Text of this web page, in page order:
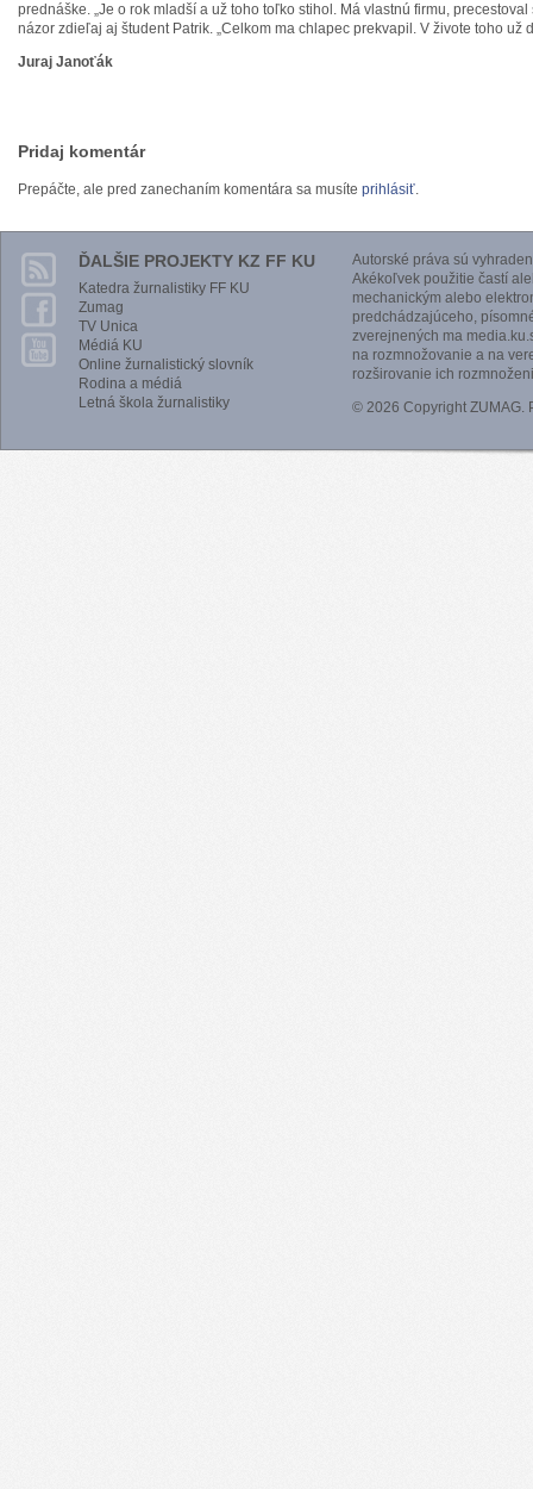
prednáške. „Je o rok mladší a už toho toľko stihol. Má vlastnú firmu, precestoval
názor zdieľaj aj študent Patrik. „Celkom ma chlapec prekvapil. V živote toho už
Juraj Janoťák
Pridaj komentár
Prepáčte, ale pred zanechaním komentára sa musíte prihlásiť.
ĎALŠIE PROJEKTY KZ FF KU
Katedra žurnalistiky FF KU
Zumag
TV Unica
Médiá KU
Online žurnalistický slovník
Rodina a médiá
Letná škola žurnalistiky
Autorské práva sú
Akékoľvek použitie častí
mechanickým alebo
predchádzajúceho,
zverejnených ma
na rozmnožovanie a na
rozširovanie ich
© 2026 Copyright ZUMAG.